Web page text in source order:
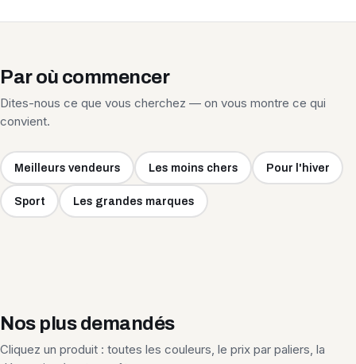
Par où commencer
Dites-nous ce que vous cherchez — on vous montre ce qui
convient.
Meilleurs vendeurs Les moins chers Pour l'hiver
Sport Les grandes marques
Nos plus demandés
Cliquez un produit : toutes les couleurs, le prix par paliers, la